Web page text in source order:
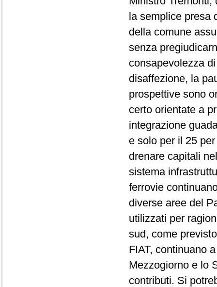
la semplice presa
della comune
senza
consapevolezza
disaffezione, la
prospettive sono
certo orientate a
integrazione
e solo per il 25
drenare capitali
sistema
ferrovie
diverse aree del
utilizzati per
sud, come
FIAT, continuano
Mezzogiorno e lo
contributi. Si